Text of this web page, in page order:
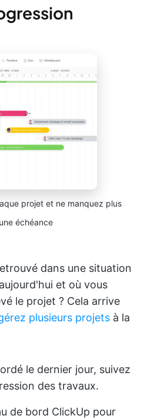
projet et ne manquez plus
échéance
dans une situation
et où vous
le projet ? Cela arrive
plusieurs projets à la
le dernier jour, suivez
des travaux.
de bord ClickUp pour